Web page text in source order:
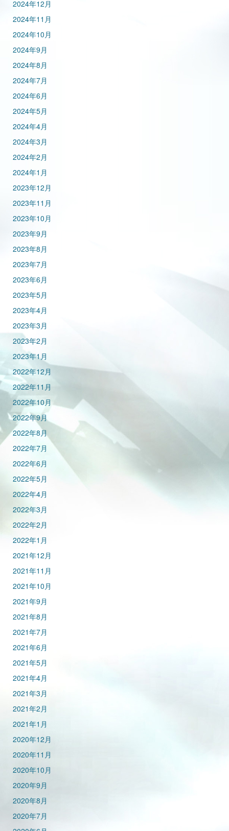
2024年12月
2024年11月
2024年10月
2024年9月
2024年8月
2024年7月
2024年6月
2024年5月
2024年4月
2024年3月
2024年2月
2024年1月
2023年12月
2023年11月
2023年10月
2023年9月
2023年8月
2023年7月
2023年6月
2023年5月
2023年4月
2023年3月
2023年2月
2023年1月
2022年12月
2022年11月
2022年10月
2022年9月
2022年8月
2022年7月
2022年6月
2022年5月
2022年4月
2022年3月
2022年2月
2022年1月
2021年12月
2021年11月
2021年10月
2021年9月
2021年8月
2021年7月
2021年6月
2021年5月
2021年4月
2021年3月
2021年2月
2021年1月
2020年12月
2020年11月
2020年10月
2020年9月
2020年8月
2020年7月